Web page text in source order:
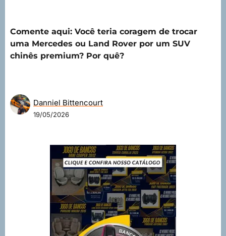
Comente aqui: Você teria coragem de trocar
uma Mercedes ou Land Rover por um SUV
chinês premium? Por quê?
Danniel Bittencourt
19/05/2026